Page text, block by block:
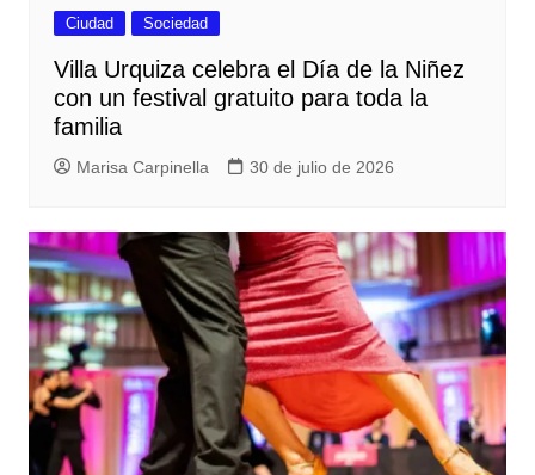
Ciudad Sociedad
Villa Urquiza celebra el Día de la Niñez
con un festival gratuito para toda la
familia
Marisa Carpinella 30 de julio de 2026